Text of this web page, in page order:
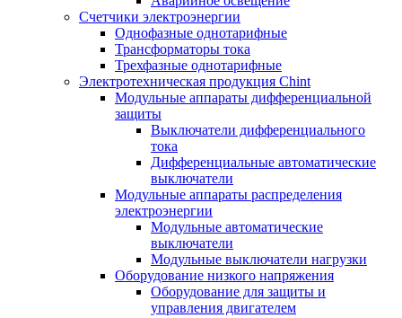
Счетчики электроэнергии
Однофазные однотарифные
Трансформаторы тока
Трехфазные однотарифные
Электротехническая продукция Chint
Модульные аппараты дифференциальной
защиты
Выключатели дифференциального
тока
Дифференциальные автоматические
выключатели
Модульные аппараты распределения
электроэнергии
Модульные автоматические
выключатели
Модульные выключатели нагрузки
Оборудование низкого напряжения
Оборудование для защиты и
управления двигателем